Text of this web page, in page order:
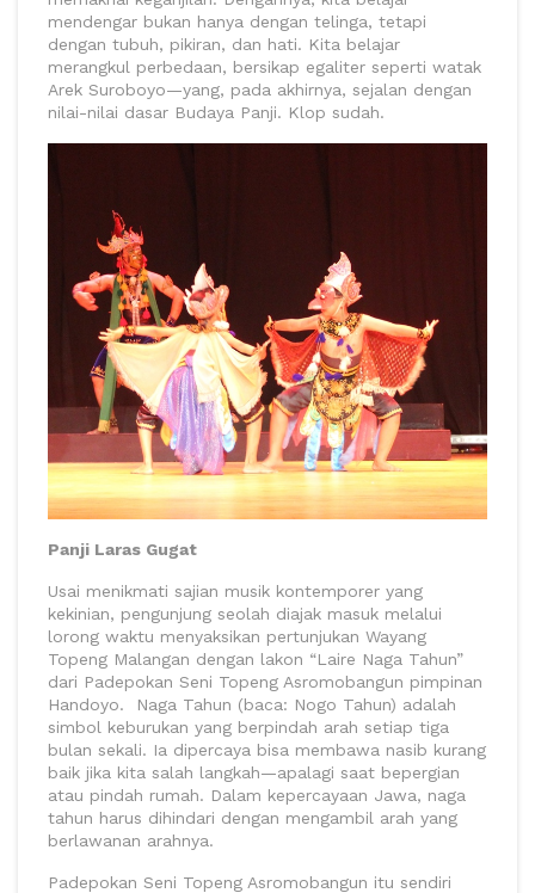
mendengar bukan hanya dengan telinga, tetapi
dengan tubuh, pikiran, dan hati. Kita belajar
merangkul perbedaan, bersikap egaliter seperti watak
Arek Suroboyo—yang, pada akhirnya, sejalan dengan
nilai-nilai dasar Budaya Panji. Klop sudah.
Panji Laras Gugat
Usai menikmati sajian musik kontemporer yang
kekinian, pengunjung seolah diajak masuk melalui
lorong waktu menyaksikan pertunjukan Wayang
Topeng Malangan dengan lakon “Laire Naga Tahun”
dari Padepokan Seni Topeng Asromobangun pimpinan
Handoyo. Naga Tahun (baca: Nogo Tahun) adalah
simbol keburukan yang berpindah arah setiap tiga
bulan sekali. Ia dipercaya bisa membawa nasib kurang
baik jika kita salah langkah—apalagi saat bepergian
atau pindah rumah. Dalam kepercayaan Jawa, naga
tahun harus dihindari dengan mengambil arah yang
berlawanan arahnya.
Padepokan Seni Topeng Asromobangun itu sendiri